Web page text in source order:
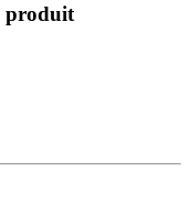
produit